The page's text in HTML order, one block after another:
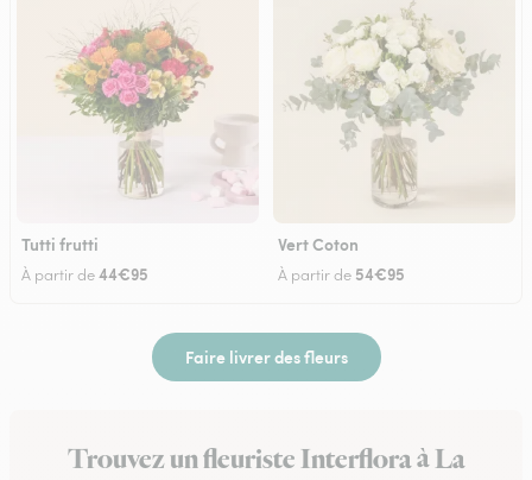
Tutti frutti
À partir de44€95
Vert Coton
À partir de 54€95
Faire livrer des fleurs
Trouvez un fleuriste Interflora à La